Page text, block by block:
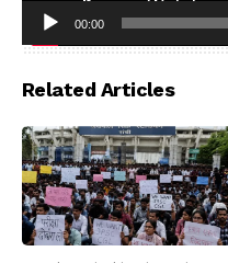
Player
00:00
Related Articles